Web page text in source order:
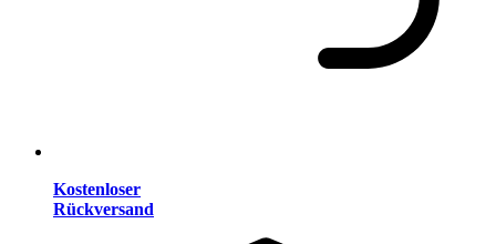
Kostenloser
Rückversand